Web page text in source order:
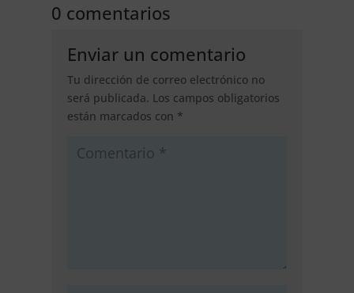
0 comentarios
Enviar un comentario
Tu dirección de correo electrónico no
será publicada. Los campos obligatorios
están marcados con *